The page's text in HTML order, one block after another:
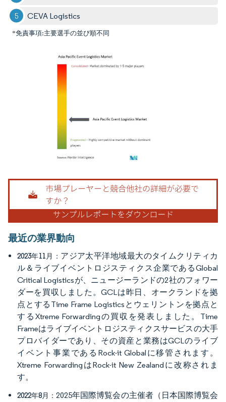
CEVA Logistics
*免責事項:主要選手の並び順不同
画像 © Mordor Intelligence。再利用にはCC BY 4.0の表示が必要です。
最近の業界動向
2023年11月： アジア太平洋地域最大のタイムクリティカ
ル＆ライブイベントロジスティクス企業であるGlobal
Critical Logisticsが、ニュージーランドの2社のフォワー
ダーを買収しました。GCLは昨日、オークランドを拠
点とするTime Frame Logisticsとウェリントンを拠点と
するXtreme Forwardingの買収を発表しました。Time
Frameはライブイベントロジスティクスサービスの大手
プロバイダーであり、その資産と業務はGCLのライブ
イベント事業であるRock-it Globalに移管されます。
Xtreme ForwardingはRock-it New Zealandに改称されま
す。
2022年8月：2025年国際博覧会の主催者（日本国際博覧会